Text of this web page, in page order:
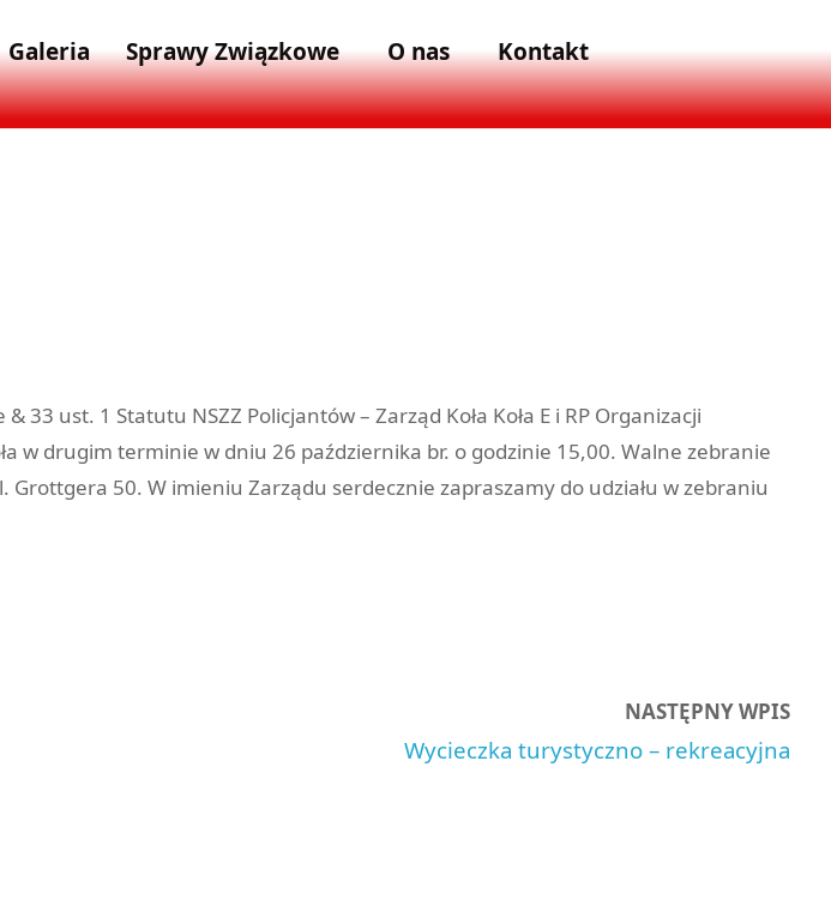
Galeria Sprawy Związkowe O nas Kontakt
ust. 1 Statutu NSZZ Policjantów – Zarząd Koła Koła E i RP Organizacji
w drugim terminie w dniu 26 października br. o godzinie 15,00. Walne zebranie
50. W imieniu Zarządu serdecznie zapraszamy do udziału w zebraniu
NASTĘPNY WPIS
Wycieczka turystyczno – rekreacyjna